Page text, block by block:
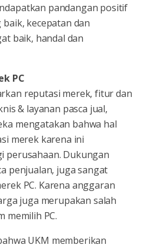
pandangan positif
kecepatan dan
baik, handal dan
PC
reputasi merek, fitur dan
& layanan pasca jual,
mengatakan bahwa hal
merek karena ini
perusahaan. Dukungan
penjualan, juga sangat
PC. Karena anggaran
juga merupakan salah
memilih PC.
UKM memberikan